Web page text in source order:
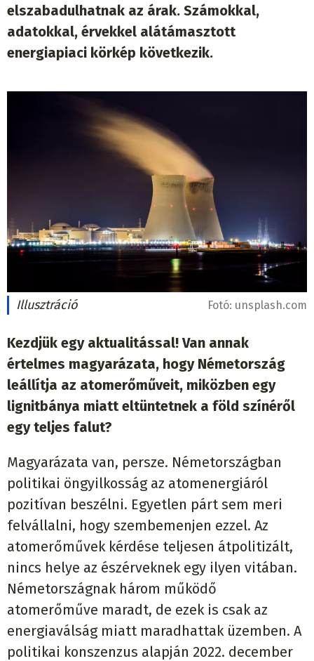
elszabadulhatnak az árak. Számokkal,
adatokkal, érvekkel alátámasztott
energiapiaci körkép következik.
Illusztráció Fotó: unsplash.com
Kezdjük egy aktualitással! Van annak
értelmes magyarázata, hogy Németország
leállítja az atomerőműveit, miközben egy
lignitbánya miatt eltüntetnek a föld színéről
egy teljes falut?
Magyarázata van, persze. Németországban
politikai öngyilkosság az atomenergiáról
pozitívan beszélni. Egyetlen párt sem meri
felvállalni, hogy szembemenjen ezzel. Az
atomerőművek kérdése teljesen átpolitizált,
nincs helye az észérveknek egy ilyen vitában.
Németországnak három működő
atomerőműve maradt, de ezek is csak az
energiaválság miatt maradhattak üzemben. A
politikai konszenzus alapján 2022. december